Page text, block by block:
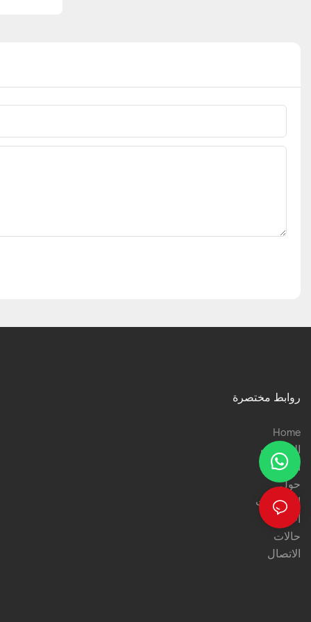
روابط مختصرة
Home
المنتجات
الخدمات
حول
التطبيقات
أخبار
حالات
الاتصال